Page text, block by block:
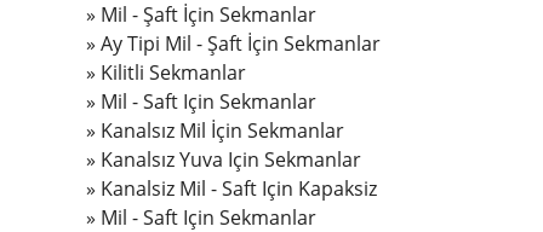
Mil - Şaft İçin Sekmanlar
Ay Tipi Mil - Şaft İçin Sekmanlar
Kilitli Sekmanlar
Mil - Saft Için Sekmanlar
Kanalsız Mil İçin Sekmanlar
Kanalsız Yuva Için Sekmanlar
Kanalsiz Mil - Saft Için Kapaksiz
Mil - Saft Için Sekmanlar